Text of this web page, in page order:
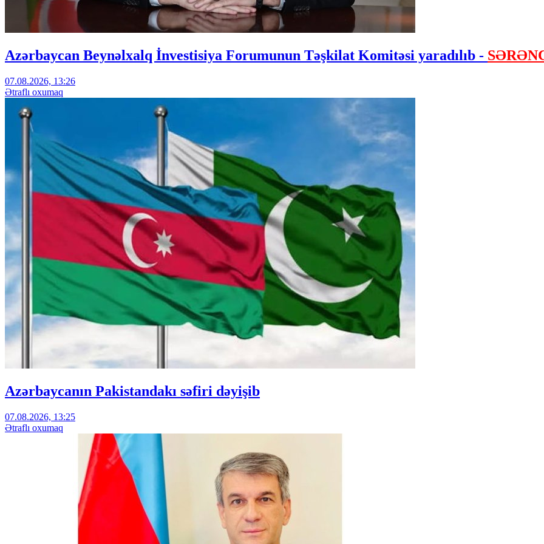
Azərbaycan Beynəlxalq İnvestisiya Forumunun Təşkilat Komitəsi yaradılıb -
07.08.2026, 13:26
Ətraflı oxumaq
Azərbaycanın Pakistandakı səfiri dəyişib
07.08.2026, 13:25
Ətraflı oxumaq